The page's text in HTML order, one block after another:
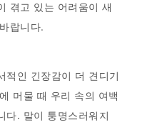
겪고 있는 어려움이 새
랍니다.
적인 긴장감이 더 견디기
머물 때 우리 속의 여백
다. 말이 퉁명스러워지